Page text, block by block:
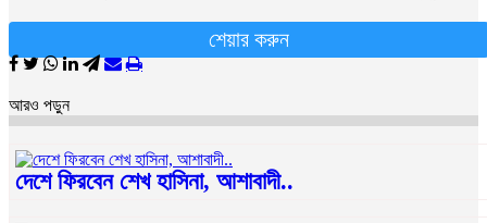
শেয়ার করুন
আরও পড়ুন
দেশে ফিরবেন শেখ হাসিনা, আশাবাদী..